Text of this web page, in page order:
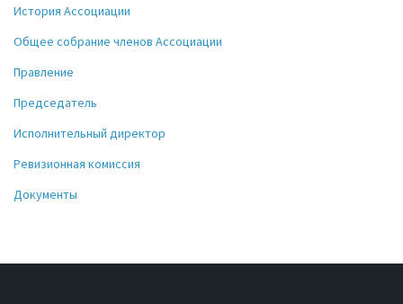
История Ассоциации
Общее собрание членов Ассоциации
Правление
Председатель
Исполнительный директор
Ревизионная комиссия
Документы